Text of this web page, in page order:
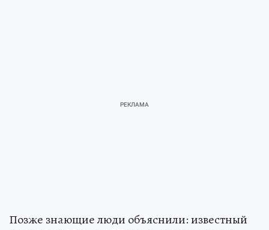
Позже знающие люди объяснили: известный